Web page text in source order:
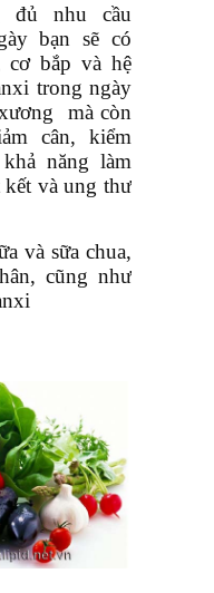
đủ nhu cầu
bạn sẽ có
cơ bắp và hệ
trong ngày
mà còn
cân, kiểm
năng làm
kết và ung thư
và sữa chua,
cũng như